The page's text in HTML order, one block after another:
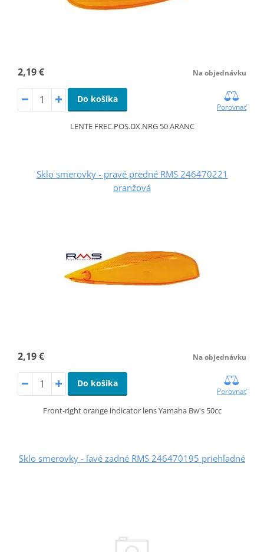
2,19 € Na objednávku
Do košíka
Porovnať
LENTE FREC.POS.DX.NRG 50 ARANC
Sklo smerovky - pravé predné RMS 246470221
oranžová
2,19 € Na objednávku
Do košíka
Porovnať
Front-right orange indicator lens Yamaha Bw's 50cc
Sklo smerovky - ľavé zadné RMS 246470195 priehľadné